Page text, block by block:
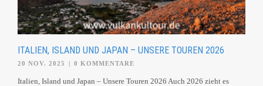
ITALIEN, ISLAND UND JAPAN – UNSERE TOUREN 2026
20 NOV. 2025 | 0 KOMMENTARE
Italien, Island und Japan – Unsere Touren 2026 Auch 2026 zieht es